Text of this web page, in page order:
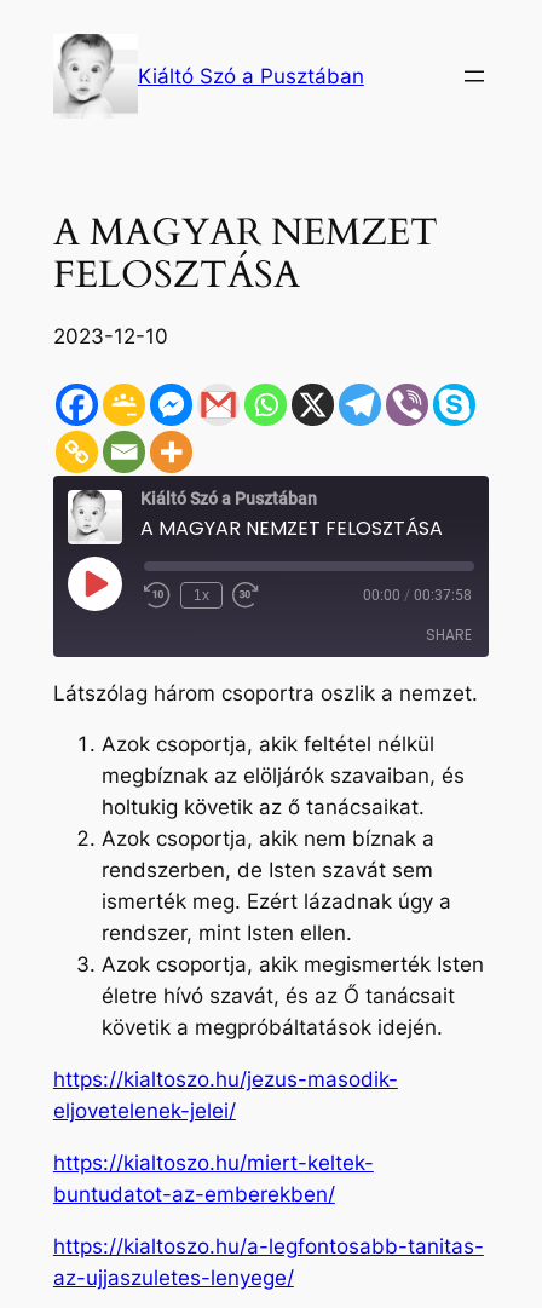
tartalomhoz
Kiáltó Szó a Pusztában
A MAGYAR NEMZET
FELOSZTÁSA
2023-12-10
Kiáltó Szó a Pusztában
A MAGYAR NEMZET FELOSZTÁSA
Play
Episode Rewind
1x
Fast
seconds
00:00 / 00:37:58
SHARE
SHARE
LINK
EMBED
Látszólag három csoportra oszlik a nemzet.
Azok csoportja, akik feltétel nélkül
megbíznak az elöljárók szavaiban, és
holtukig követik az ő tanácsaikat.
Azok csoportja, akik nem bíznak a
rendszerben, de Isten szavát sem
ismerték meg. Ezért lázadnak úgy a
rendszer, mint Isten ellen.
Azok csoportja, akik megismerték Isten
életre hívó szavát, és az Ő tanácsait
követik a megpróbáltatások idején.
https://kialtoszo.hu/jezus-masodik-
eljovetelenek-jelei/
https://kialtoszo.hu/miert-keltek-
buntudatot-az-emberekben/
https://kialtoszo.hu/a-legfontosabb-tanitas-
az-ujjaszuletes-lenyege/